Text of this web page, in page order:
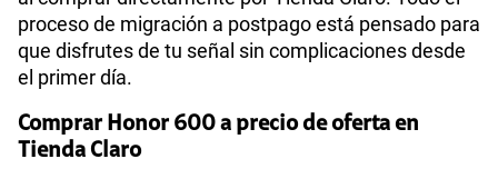
proceso de migración a postpago está pensado para
que disfrutes de tu señal sin complicaciones desde
el primer día.
Comprar Honor 600 a precio de oferta en
Tienda Claro